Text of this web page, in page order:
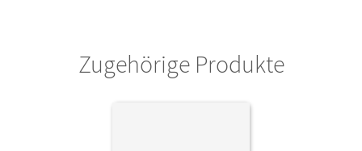
Cornelsen VerlagZugehörige Produkte